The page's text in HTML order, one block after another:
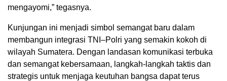
mengayomi,” tegasnya.
Kunjungan ini menjadi simbol semangat baru dalam
membangun integrasi TNI–Polri yang semakin kokoh di
wilayah Sumatera. Dengan landasan komunikasi terbuka
dan semangat kebersamaan, langkah-langkah taktis dan
strategis untuk menjaga keutuhan bangsa dapat terus